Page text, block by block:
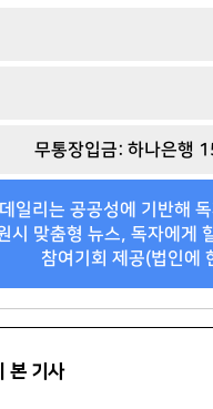
무통장입금: 하나은행
일리는 공공성에 기반해
시 맞춤형 뉴스, 독자에게
참여기회 제공(법인에
본 기사